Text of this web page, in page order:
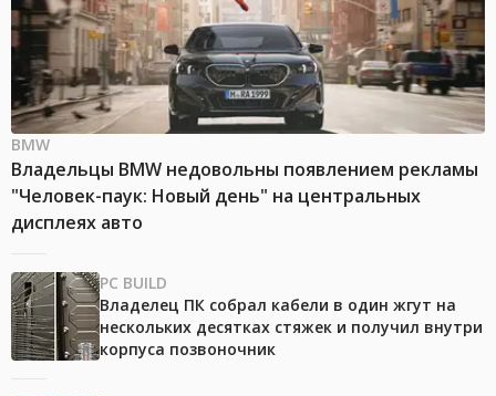
BMW
Владельцы BMW недовольны появлением рекламы
"Человек-паук: Новый день" на центральных
дисплеях авто
PC BUILD
Владелец ПК собрал кабели в один жгут на
нескольких десятках стяжек и получил внутри
корпуса позвоночник